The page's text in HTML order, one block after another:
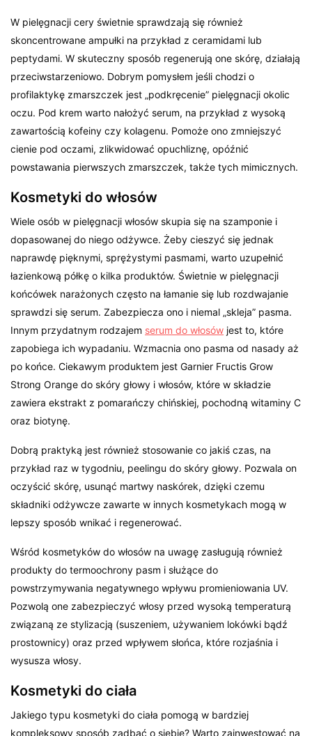
W pielęgnacji cery świetnie sprawdzają się również
skoncentrowane ampułki na przykład z ceramidami lub
peptydami. W skuteczny sposób regenerują one skórę, działają
przeciwstarzeniowo. Dobrym pomysłem jeśli chodzi o
profilaktykę zmarszczek jest „podkręcenie” pielęgnacji okolic
oczu. Pod krem warto nałożyć serum, na przykład z wysoką
zawartością kofeiny czy kolagenu. Pomoże ono zmniejszyć
cienie pod oczami, zlikwidować opuchliznę, opóźnić
powstawania pierwszych zmarszczek, także tych mimicznych.
Kosmetyki do włosów
Wiele osób w pielęgnacji włosów skupia się na szamponie i
dopasowanej do niego odżywce. Żeby cieszyć się jednak
naprawdę pięknymi, sprężystymi pasmami, warto uzupełnić
łazienkową półkę o kilka produktów. Świetnie w pielęgnacji
końcówek narażonych często na łamanie się lub rozdwajanie
sprawdzi się serum. Zabezpiecza ono i niemal „skleja” pasma.
Innym przydatnym rodzajem serum do włosów jest to, które
zapobiega ich wypadaniu. Wzmacnia ono pasma od nasady aż
po końce. Ciekawym produktem jest Garnier Fructis Grow
Strong Orange do skóry głowy i włosów, które w składzie
zawiera ekstrakt z pomarańczy chińskiej, pochodną witaminy C
oraz biotynę.
Dobrą praktyką jest również stosowanie co jakiś czas, na
przykład raz w tygodniu, peelingu do skóry głowy. Pozwala on
oczyścić skórę, usunąć martwy naskórek, dzięki czemu
składniki odżywcze zawarte w innych kosmetykach mogą w
lepszy sposób wnikać i regenerować.
Wśród kosmetyków do włosów na uwagę zasługują również
produkty do termoochrony pasm i służące do
powstrzymywania negatywnego wpływu promieniowania UV.
Pozwolą one zabezpieczyć włosy przed wysoką temperaturą
związaną ze stylizacją (suszeniem, używaniem lokówki bądź
prostownicy) oraz przed wpływem słońca, które rozjaśnia i
wysusza włosy.
Kosmetyki do ciała
Jakiego typu kosmetyki do ciała pomogą w bardziej
kompleksowy sposób zadbać o siebie? Warto zainwestować na